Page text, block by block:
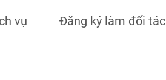
vụ Đăng ký làm đối tác